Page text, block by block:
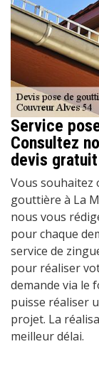
Service
Consultez
devis gratuit
Vous souhaitez
gouttière à La
nous vous
pour chaque
service de
pour réaliser
demande via le
puisse réaliser
projet. La
meilleur délai.